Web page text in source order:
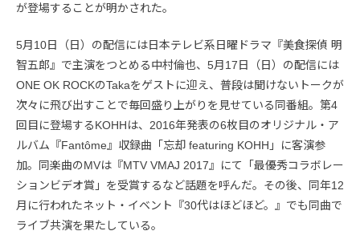
が登場することが明かされた。
5月10日（日）の配信には日本テレビ系日曜ドラマ『美食探偵 明
智五郎』で主演をつとめる中村倫也、5月17日（日）の配信には
ONE OK ROCKのTakaをゲストに迎え、普段は聞けないトークが
次々に飛び出すことで毎回盛り上がりを見せている同番組。第4
回目に登場するKOHHは、2016年発表の6枚目のオリジナル・ア
ルバム『Fantôme』収録曲「忘却 featuring KOHH」に客演参
加。同楽曲のMVは『MTV VMAJ 2017』にて「最優秀コラボレー
ションビデオ賞」を受賞するなど話題を呼んだ。その後、同年12
月に行われたネット・イベント『30代はほどほど。』でも同曲で
ライブ共演を果たしている。